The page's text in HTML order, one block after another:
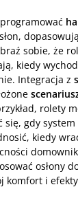
sobie, że
kiedy
Integracja z
rolety
gdy system
kiedy
osłony
komfort i